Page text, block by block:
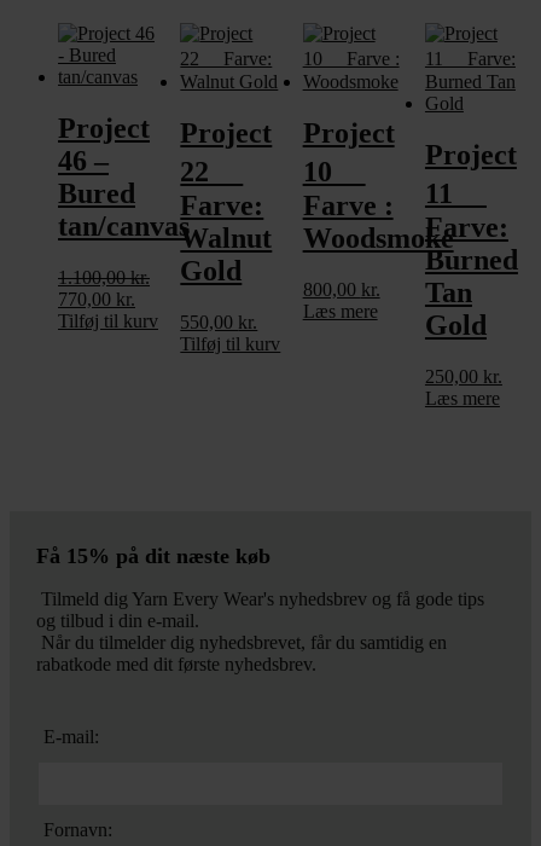
Project
46 –
Bured
tan/canvas
1.100,00kr.
Den
oprindelige
770,00 kr.
aktuelle
Tilføj til kurv
Project
22
Farve:
Walnut
Gold
550,00 kr.
Tilføj til kurv
Project
10
Farve :
Woodsmoke
800,00 kr.
Læs mere
Project
11
Farve:
Burned
Tan
Gold
250,00 kr.
Læs mere
Få 15% på dit næste køb
Tilmeld dig Yarn Every Wear's nyhedsbrev og få gode tips
og tilbud i din e-mail.
Når du tilmelder dig nyhedsbrevet, får du samtidig en
rabatkode med dit første nyhedsbrev.
E-mail:
Fornavn: